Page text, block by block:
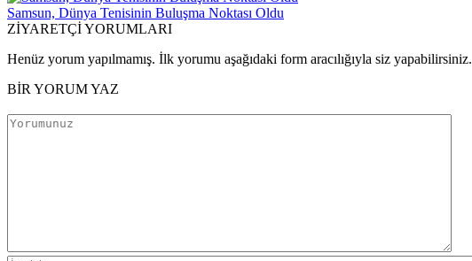
Samsun, Dünya Tenisinin Buluşma Noktası Oldu
ZİYARETÇİ YORUMLARI
Henüz yorum yapılmamış. İlk yorumu aşağıdaki form aracılığıyla siz yapabilirsiniz.
BİR YORUM YAZ